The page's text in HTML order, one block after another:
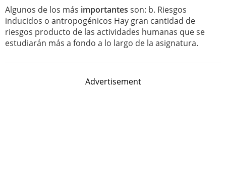
Algunos de los más importantes son: b. Riesgos
inducidos o antropogénicos Hay gran cantidad de
riesgos producto de las actividades humanas que se
estudiarán más a fondo a lo largo de la asignatura.
Advertisement